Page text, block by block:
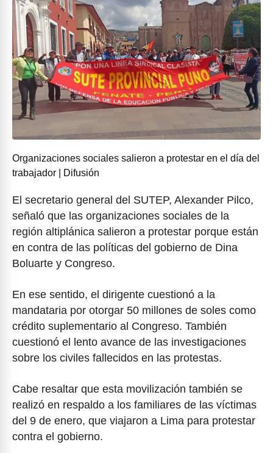
Organizaciones sociales salieron a protestar en el día del
trabajador | Difusión
El secretario general del SUTEP, Alexander Pilco,
señaló que las organizaciones sociales de la
región altiplánica salieron a protestar porque están
en contra de las políticas del gobierno de Dina
Boluarte y Congreso.
En ese sentido, el dirigente cuestionó a la
mandataria por otorgar 50 millones de soles como
crédito suplementario al Congreso. También
cuestionó el lento avance de las investigaciones
sobre los civiles fallecidos en las protestas.
Cabe resaltar que esta movilización también se
realizó en respaldo a los familiares de las víctimas
del 9 de enero, que viajaron a Lima para protestar
contra el gobierno.